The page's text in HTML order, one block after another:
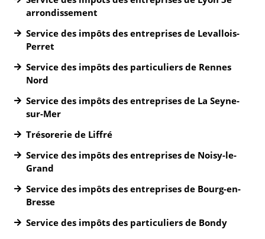
arrondissement
Service des impôts des entreprises de Levallois-
Perret
Service des impôts des particuliers de Rennes
Nord
Service des impôts des entreprises de La Seyne-
sur-Mer
Trésorerie de Liffré
Service des impôts des entreprises de Noisy-le-
Grand
Service des impôts des entreprises de Bourg-en-
Bresse
Service des impôts des particuliers de Bondy